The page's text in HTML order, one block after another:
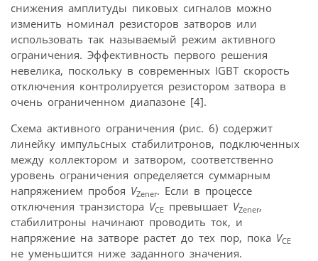
снижения амплитуды пиковых сигналов можно
изменить номинал резисторов затворов или
использовать так называемый режим активного
ограничения. Эффективность первого решения
невелика, поскольку в современных IGBT скорость
отключения контролируется резистором затвора в
очень ограниченном диапазоне [4].
Схема активного ограничения (рис. 6) содержит
линейку импульсных стабилитронов, подключенных
между коллектором и затвором, соответственно
уровень ограничения определяется суммарным
напряжением пробоя VZener. Если в процессе
отключения транзистора VCE превышает VZener,
стабилитроны начинают проводить ток, и
напряжение на затворе растет до тех пор, пока VCE
не уменьшится ниже заданного значения.